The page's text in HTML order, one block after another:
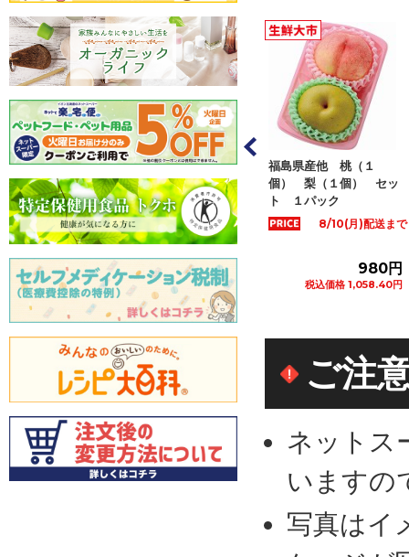
ど国内産 春日
２Ｌサイズ
パッ...
1,280円
込価格 1,382.40円
カートに追加
福島県産他 桃（１
個） 梨（１個） セッ
ト １パック
8/10(月)配送まで
980円
税込価格 1,058.40円
カートに追加
大分県など国内産 幸水
梨 ２Ｌサイズ ２個
入 １パック
798円
税込価格 861.84円
ご注
ネットス
いますの
写真はイ